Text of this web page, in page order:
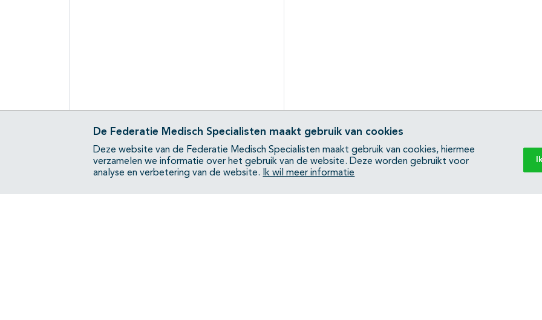
De Federatie Medisch Specialisten maakt gebruik van cookies
Deze website van de Federatie Medisch Specialisten maakt gebruik van cookies, hiermee
verzamelen we informatie over het gebruik van de website. Deze worden gebruikt voor
analyse en verbetering van de website.
Ik wil meer informatie